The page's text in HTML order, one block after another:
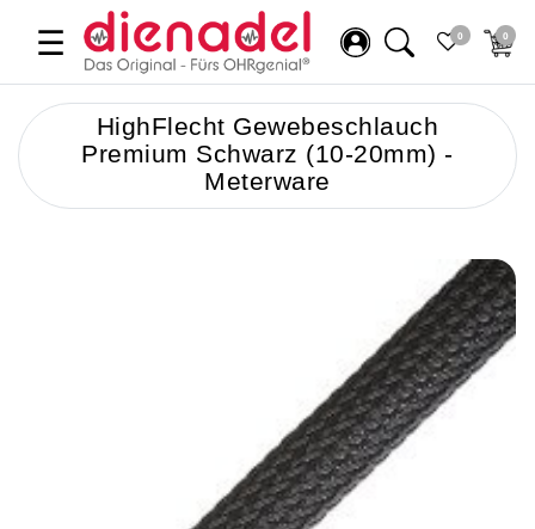
☰ 0 0
HighFlecht Gewebeschlauch
Premium Schwarz (10-20mm) -
Meterware